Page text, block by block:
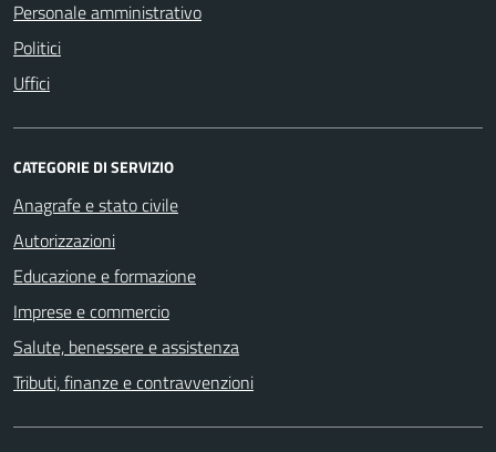
Personale amministrativo
Politici
Uffici
CATEGORIE DI SERVIZIO
Anagrafe e stato civile
Autorizzazioni
Educazione e formazione
Imprese e commercio
Salute, benessere e assistenza
Tributi, finanze e contravvenzioni